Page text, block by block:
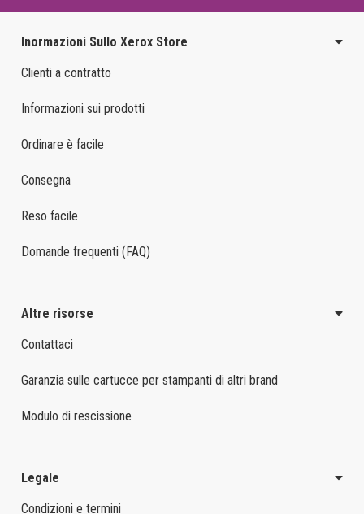
Inormazioni Sullo Xerox Store
Clienti a contratto
Informazioni sui prodotti
Ordinare è facile
Consegna
Reso facile
Domande frequenti (FAQ)
Altre risorse
Contattaci
Garanzia sulle cartucce per stampanti di altri brand
Modulo di rescissione
Legale
Condizioni e termini